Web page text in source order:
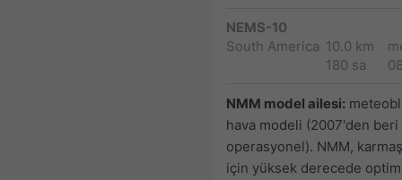
NEMS-10
South America 10.0 km
180 sa
NMM model ailesi:
hava modeli (2007'den beri
operasyonel). NMM,
için yüksek derecede